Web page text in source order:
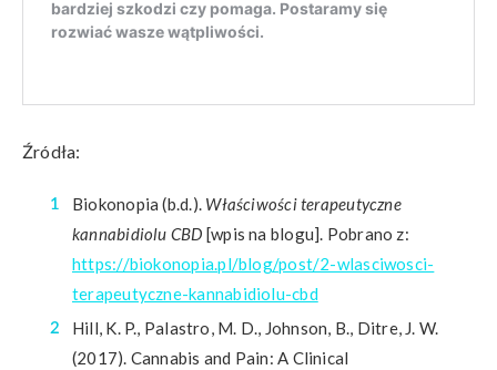
Źródła:
Biokonopia (b.d.). Właściwości terapeutyczne
kannabidiolu CBD [wpis na blogu]. Pobrano z:
https://biokonopia.pl/blog/post/2-wlasciwosci-
terapeutyczne-kannabidiolu-cbd
Hill, K. P., Palastro, M. D., Johnson, B., Ditre, J. W.
(2017). Cannabis and Pain: A Clinical